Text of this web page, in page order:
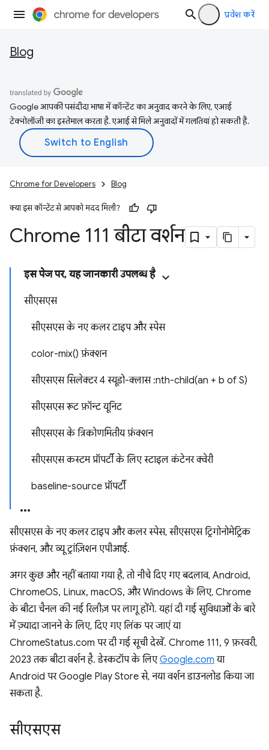
प्रवेश करें
Blog
Google आपकी पसंदीदा भाषा में कॉन्टेंट का अनुवाद करने के लिए, एआई
टेक्नोलॉजी का इस्तेमाल करता है. एआई से मिले अनुवादों में गलतियां हो सकती हैं.
Chrome for Developers Blog
क्या इस कॉन्टेंट से आपको मदद मिली?
Chrome 111 बीटा वर्शन
इस पेज पर, यह जानकारी उपलब्ध है
सीएसएस
सीएसएस के नए कलर टाइप और स्पेस
color-mix() फ़ंक्शन
सीएसएस सिलेक्टर 4 स्यूडो-क्लास :nth-child(an + b of S)
सीएसएस रूट फ़ॉन्ट यूनिट
सीएसएस के त्रिकोणमितीय फ़ंक्शन
सीएसएस कस्टम प्रॉपर्टी के लिए स्टाइल कंटेनर क्वेरी
baseline-source प्रॉपर्टी
सीएसएस के नए कलर टाइप और कलर स्पेस, सीएसएस ट्रिगोनोमेट्रिक
फ़ंक्शन, और व्यू ट्रांज़िशन एपीआई.
अगर कुछ और नहीं बताया गया है, तो नीचे दिए गए बदलाव, Android,
ChromeOS, Linux, macOS, और Windows के लिए, Chrome
के बीटा चैनल की नई रिलीज़ पर लागू होंगे. यहां दी गई सुविधाओं के बारे
में ज़्यादा जानने के लिए, दिए गए लिंक पर जाएं या
ChromeStatus.com पर दी गई सूची देखें. Chrome 111, 9 फ़रवरी,
2023 तक बीटा वर्शन है. डेस्कटॉप के लिएGoogle.com या
Android पर Google Play Store से, नया वर्शन डाउनलोड किया जा
सकता है.
सीएसएस